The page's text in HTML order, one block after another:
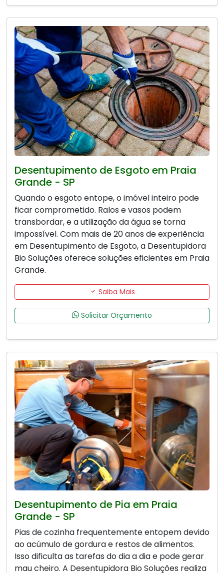
Desentupimento de Esgoto em Praia
Grande - SP
Quando o esgoto entope, o imóvel inteiro pode
ficar comprometido. Ralos e vasos podem
transbordar, e a utilização da água se torna
impossível. Com mais de 20 anos de experiência
em Desentupimento de Esgoto, a Desentupidora
Bio Soluções oferece soluções eficientes em Praia
Grande.
Saiba Mais
Solicitar Orçamento
Desentupimento de Pia em Praia
Grande - SP
Pias de cozinha frequentemente entopem devido
ao acúmulo de gordura e restos de alimentos.
Isso dificulta as tarefas do dia a dia e pode gerar
mau cheiro. A Desentupidora Bio Soluções realiza